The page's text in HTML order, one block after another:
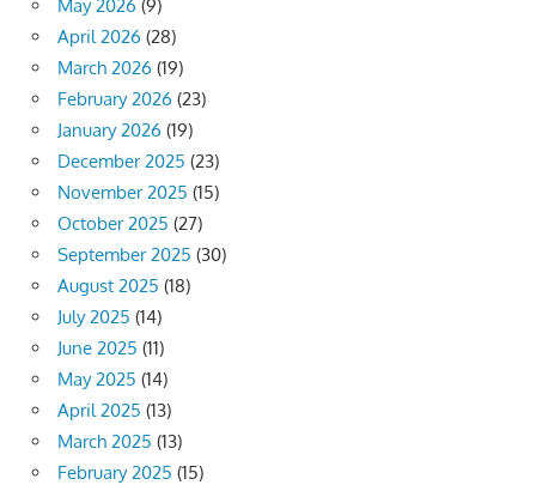
May 2026 (9)
April 2026 (28)
March 2026 (19)
February 2026 (23)
January 2026 (19)
December 2025 (23)
November 2025 (15)
October 2025 (27)
September 2025 (30)
August 2025 (18)
July 2025 (14)
June 2025 (11)
May 2025 (14)
April 2025 (13)
March 2025 (13)
February 2025 (15)